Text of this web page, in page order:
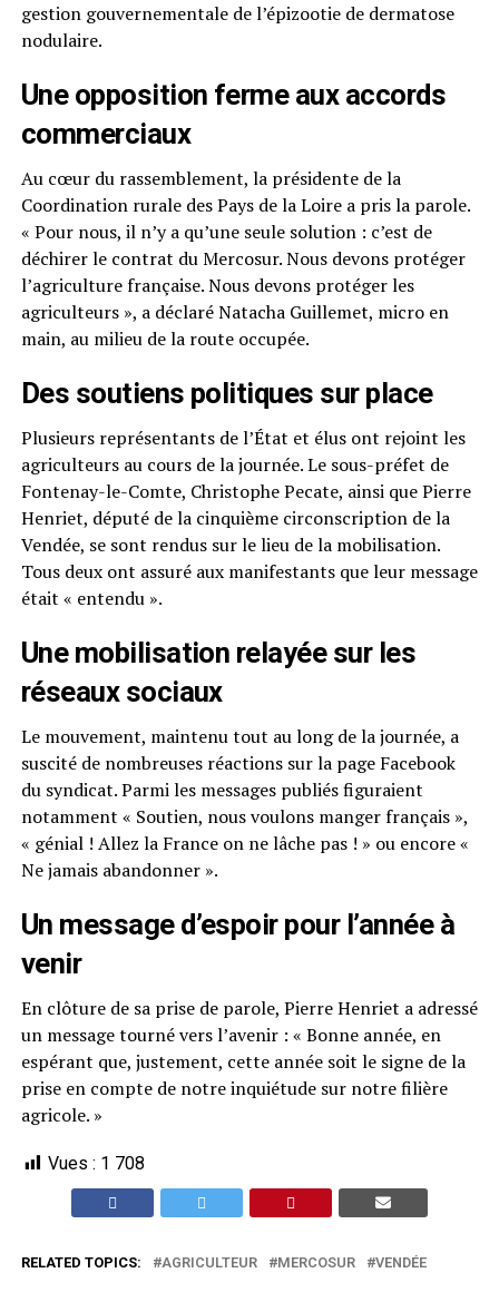
gestion gouvernementale de l’épizootie de dermatose
nodulaire.
Une opposition ferme aux accords
commerciaux
Au cœur du rassemblement, la présidente de la
Coordination rurale des Pays de la Loire a pris la parole.
« Pour nous, il n’y a qu’une seule solution : c’est de
déchirer le contrat du Mercosur. Nous devons protéger
l’agriculture française. Nous devons protéger les
agriculteurs », a déclaré Natacha Guillemet, micro en
main, au milieu de la route occupée.
Des soutiens politiques sur place
Plusieurs représentants de l’État et élus ont rejoint les
agriculteurs au cours de la journée. Le sous-préfet de
Fontenay-le-Comte, Christophe Pecate, ainsi que Pierre
Henriet, député de la cinquième circonscription de la
Vendée, se sont rendus sur le lieu de la mobilisation.
Tous deux ont assuré aux manifestants que leur message
était « entendu ».
Une mobilisation relayée sur les
réseaux sociaux
Le mouvement, maintenu tout au long de la journée, a
suscité de nombreuses réactions sur la page Facebook
du syndicat. Parmi les messages publiés figuraient
notamment « Soutien, nous voulons manger français »,
« génial ! Allez la France on ne lâche pas ! » ou encore «
Ne jamais abandonner ».
Un message d’espoir pour l’année à
venir
En clôture de sa prise de parole, Pierre Henriet a adressé
un message tourné vers l’avenir : « Bonne année, en
espérant que, justement, cette année soit le signe de la
prise en compte de notre inquiétude sur notre filière
agricole. »
Vues : 1 708
RELATED TOPICS: AGRICULTEUR MERCOSUR VENDÉE